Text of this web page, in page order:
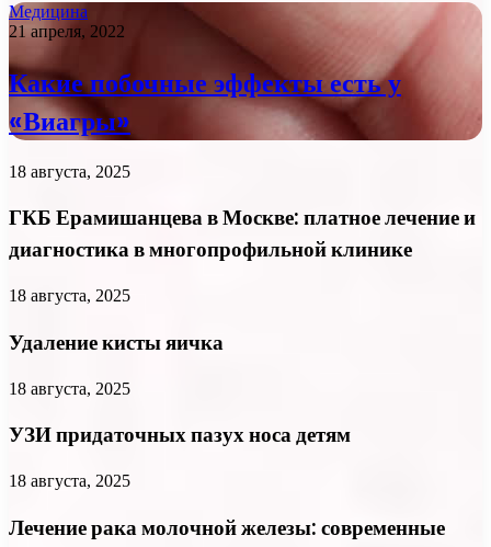
Медицина
21 апреля, 2022
Какие побочные эффекты есть у
«Виагры»
18 августа, 2025
ГКБ Ерамишанцева в Москве: платное лечение и
диагностика в многопрофильной клинике
18 августа, 2025
Удаление кисты яичка
18 августа, 2025
УЗИ придаточных пазух носа детям
18 августа, 2025
Лечение рака молочной железы: современные